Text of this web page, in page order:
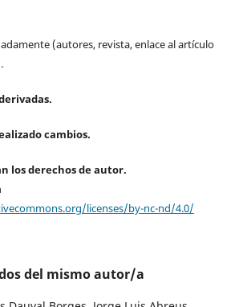
(autores, revista, enlace al artículo
cambios.
los derechos de autor.
licenses/by-nc-nd/4.0/
del mismo autor/a